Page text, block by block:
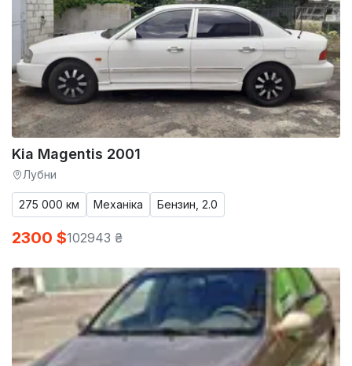
Kia Magentis 2001
Лубни
275 000 км Механіка Бензин, 2.0
2300 $102943 ₴